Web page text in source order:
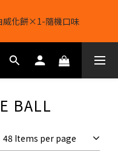
威化餅×1-隨機口味
*，可與活動折扣疊加。
選 滿 $1388 立減 $188
BALL
48 Items per page